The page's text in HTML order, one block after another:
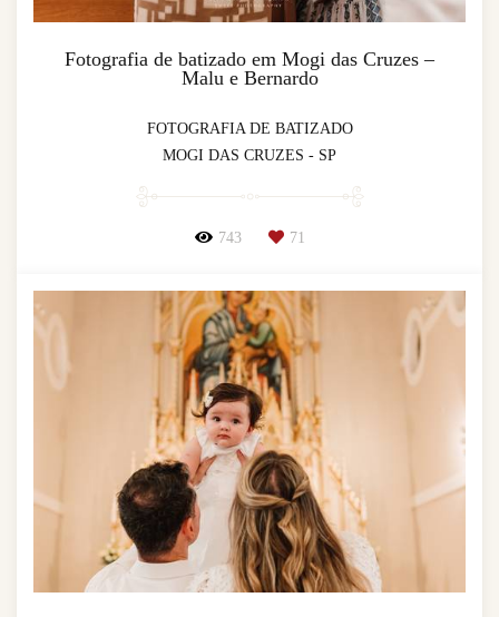
Fotografia de batizado em Mogi das Cruzes –
Malu e Bernardo
FOTOGRAFIA DE BATIZADO
MOGI DAS CRUZES - SP
743 71